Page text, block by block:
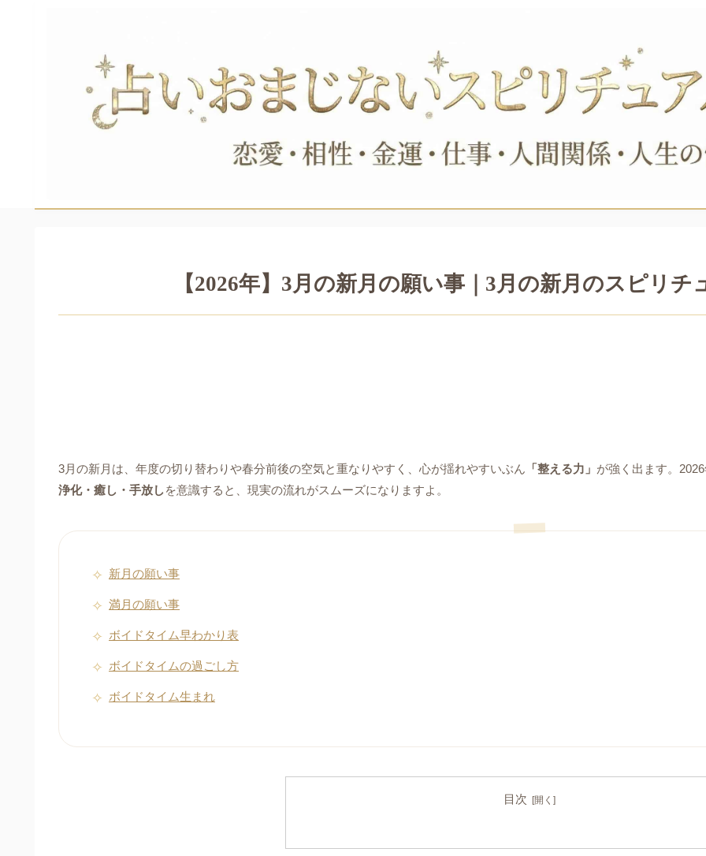
【2026年】3月の新月の願い事｜3月の新月のスピリチ
3月の新月は、年度の切り替わりや春分前後の空気と重なりやすく、心が揺れやすいぶん 「整える力」 が強く出ます。
浄化・癒し・手放しを意識すると、現実の流れがスムーズになりますよ。
新月の願い事
満月の願い事
ボイドタイム早わかり表
ボイドタイムの過ごし方
ボイドタイム生まれ
目次